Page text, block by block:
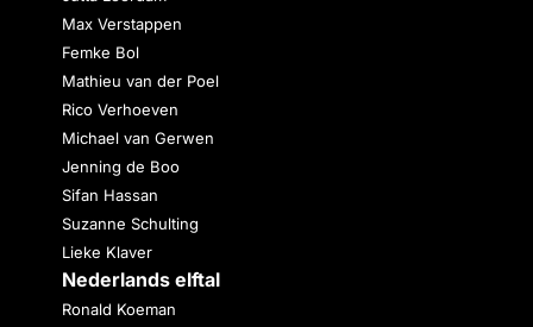
Max Verstappen
Femke Bol
Mathieu van der Poel
Rico Verhoeven
Michael van Gerwen
Jenning de Boo
Sifan Hassan
Suzanne Schulting
Lieke Klaver
Nederlands elftal
Ronald Koeman